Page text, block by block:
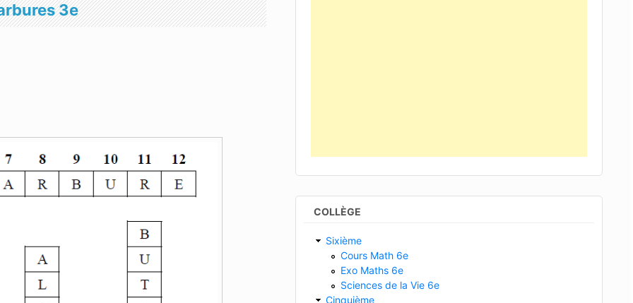
3e
COLLÈGE
Sixième
Cours Math 6e
Exo Maths 6e
Sciences de la Vie 6e
Cinquième